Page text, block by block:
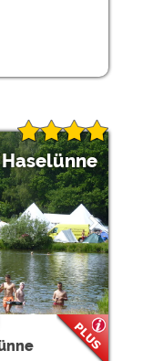
privacy
privacy
privacy
privacy
Zeit im Footer